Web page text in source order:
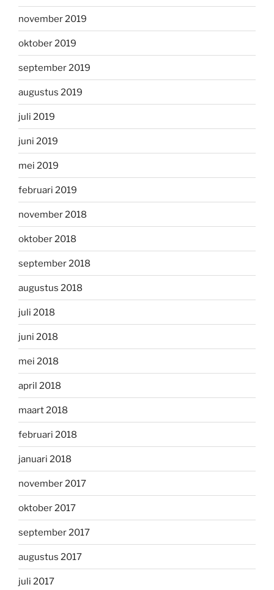
november 2019
oktober 2019
september 2019
augustus 2019
juli 2019
juni 2019
mei 2019
februari 2019
november 2018
oktober 2018
september 2018
augustus 2018
juli 2018
juni 2018
mei 2018
april 2018
maart 2018
februari 2018
januari 2018
november 2017
oktober 2017
september 2017
augustus 2017
juli 2017